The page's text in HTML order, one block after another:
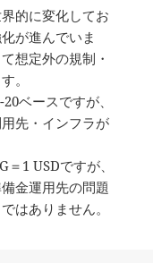
的に変化してお
が進んでいま
想定外の規制・
。
ベースですが、
先・インフラが
1 USDですが、
金運用先の問題
はありません。